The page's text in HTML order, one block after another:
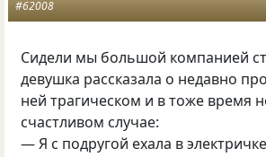
#62008
Сидели мы большой компанией
девушка рассказала о недавно
ней трагическом и в тоже время
счастливом случае:
— Я с подругой ехала в